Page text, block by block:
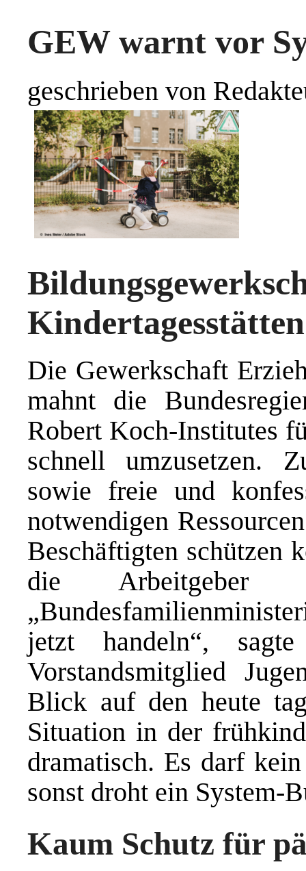
GEW warnt vor
geschrieben von
Die Gewerkschaft
mahnt die
Robert Koch-Institutes
schnell umzusetzen.
sowie freie und
notwendigen
Beschäftigten schützen
die Arbeitgeber
jetzt handeln“,
Vorstandsmitglied
Blick auf den heute
Situation in der
dramatisch. Es darf
sonst droht ein System-
Kaum Schutz für